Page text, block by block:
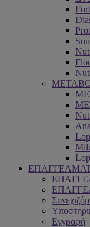
Εγγραφή